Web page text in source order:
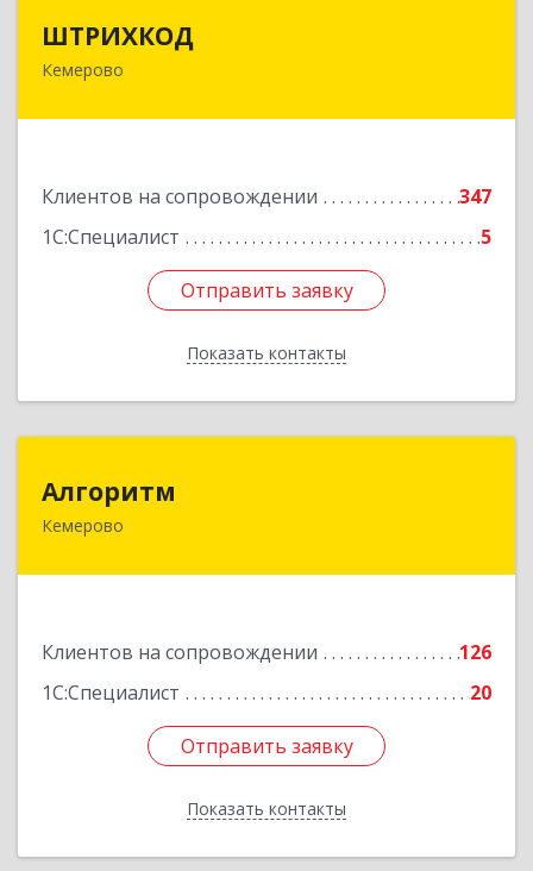
ШТРИХКОД
Кемерово
Клиентов на сопровождении
347
1С:Специалист
5
Отправить заявку
Показать контакты
650043, Кемеровская область - Кузбасс обл,
Отправить заявку
Назад
Алгоритм
Кемерово
Клиентов на сопровождении
126
1С:Специалист
20
Отправить заявку
Показать контакты
Отправить заявку
Назад